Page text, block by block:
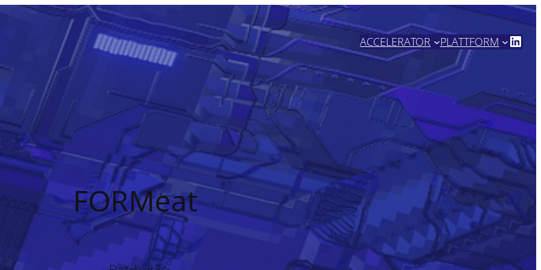
ACCELERATOR PLATTFORM https://www.linkedin.com/company/high-tech-nrw/
FORMeat